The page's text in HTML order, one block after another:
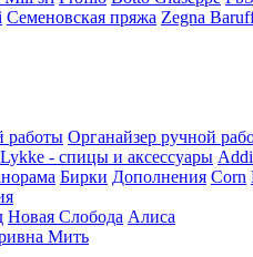
Семеновская пряжа Zegna
работы Органайзер ручной
Lykke - спицы и аксессуары
Бирки Дополнения Corn
Новая Слобода Алиса
Мить